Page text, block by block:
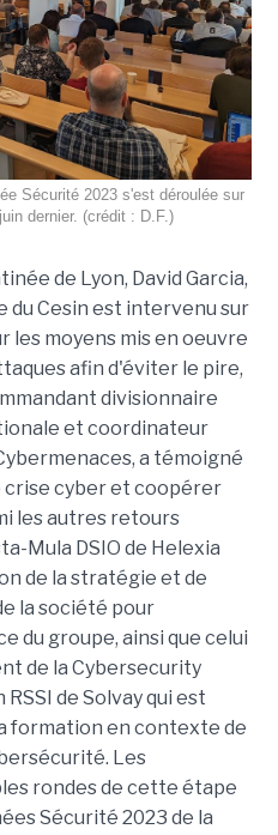
Sécurité 2023 s'est déroulée sur
dernier. (crédit : D.F.)
de Lyon, David Garcia,
du Cesin est intervenu sur
les moyens mis en oeuvre
afin d'éviter le pire,
divisionnaire
et coordinateur
a témoigné
crise cyber et coopérer
les autres retours
Mula DSIO de Helexia
de la stratégie et de
la société pour
du groupe, ainsi que celui
de la Cybersecurity
de Solvay qui est
formation en contexte de
Les
rondes de cette étape
Sécurité 2023 de la